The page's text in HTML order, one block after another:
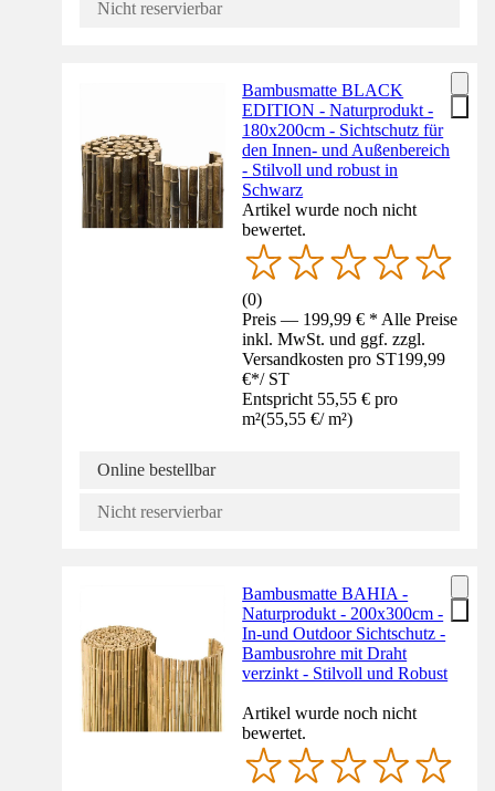
Nicht reservierbar
Bambusmatte BLACK
EDITION - Naturprodukt -
180x200cm - Sichtschutz für
den Innen- und Außenbereich
- Stilvoll und robust in
Schwarz
Artikel wurde noch nicht
bewertet.
(0)
Preis — 199,99 € * Alle Preise
inkl. MwSt. und ggf. zzgl.
Versandkosten pro ST199,99
€*/ ST
Entspricht 55,55 € pro
m²(55,55 €/ m²)
Online bestellbar
Nicht reservierbar
Bambusmatte BAHIA -
Naturprodukt - 200x300cm -
In-und Outdoor Sichtschutz -
Bambusrohre mit Draht
verzinkt - Stilvoll und Robust
Artikel wurde noch nicht
bewertet.